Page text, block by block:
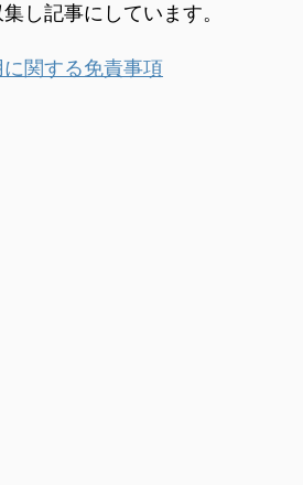
し記事にしています。
関する免責事項